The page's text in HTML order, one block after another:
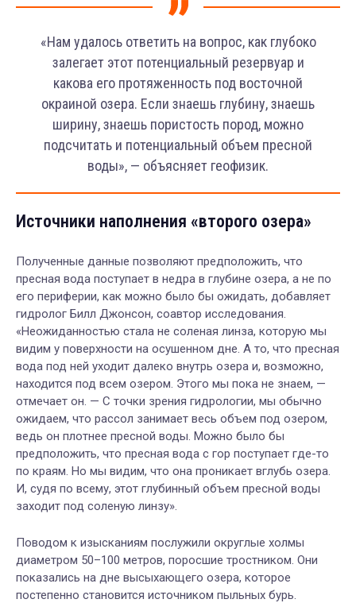
«Нам удалось ответить на вопрос, как глубоко
залегает этот потенциальный резервуар и
какова его протяженность под восточной
окраиной озера. Если знаешь глубину, знаешь
ширину, знаешь пористость пород, можно
подсчитать и потенциальный объем пресной
воды», — объясняет геофизик.
Источники наполнения «второго озера»
Полученные данные позволяют предположить, что
пресная вода поступает в недра в глубине озера, а не по
его периферии, как можно было бы ожидать, добавляет
гидролог Билл Джонсон, соавтор исследования.
«Неожиданностью стала не соленая линза, которую мы
видим у поверхности на осушенном дне. А то, что пресная
вода под ней уходит далеко внутрь озера и, возможно,
находится под всем озером. Этого мы пока не знаем, —
отмечает он. — С точки зрения гидрологии, мы обычно
ожидаем, что рассол занимает весь объем под озером,
ведь он плотнее пресной воды. Можно было бы
предположить, что пресная вода с гор поступает где-то
по краям. Но мы видим, что она проникает вглубь озера.
И, судя по всему, этот глубинный объем пресной воды
заходит под соленую линзу».
Поводом к изысканиям послужили округлые холмы
диаметром 50–100 метров, поросшие тростником. Они
показались на дне высыхающего озера, которое
постепенно становится источником пыльных бурь.